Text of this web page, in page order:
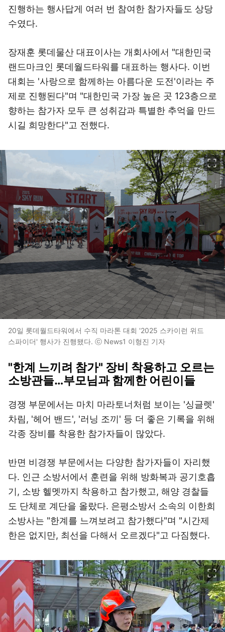
진행하는 행사답게 여러 번 참여한 참가자들도 상당
수였다.
장재훈 롯데물산 대표이사는 개회사에서 "대한민국
랜드마크인 롯데월드타워를 대표하는 행사다. 이번
대회는 '사랑으로 함께하는 아름다운 도전'이라는 주
제로 진행된다"며 "대한민국 가장 높은 곳 123층으로
향하는 참가자 모두 큰 성취감과 특별한 추억을 만드
시길 희망한다"고 전했다.
20일 롯데월드타워에서 수직 마라톤 대회 '2025 스카이런 위드
스파이더' 행사가 진행됐다. ⓒ News1 이형진 기자
"한계 느끼려 참가" 장비 착용하고 오르는
소방관들…부모님과 함께한 어린이들
경쟁 부문에서는 마치 마라토너처럼 보이는 '싱글렛'
차림, '헤어 밴드', '러닝 조끼' 등 더 좋은 기록을 위해
각종 장비를 착용한 참가자들이 많았다.
반면 비경쟁 부문에서는 다양한 참가자들이 자리했
다. 인근 소방서에서 훈련을 위해 방화복과 공기호흡
기, 소방 헬멧까지 착용하고 참가했고, 해양 경찰들
도 단체로 계단을 올랐다. 은평소방서 소속의 이한희
소방사는 "한계를 느껴보려고 참가했다"며 "시간제
한은 없지만, 최선을 다해서 오르겠다"고 다짐했다.